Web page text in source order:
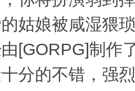
姑娘被咸湿猥
[GORPG]制作
分的不错，强